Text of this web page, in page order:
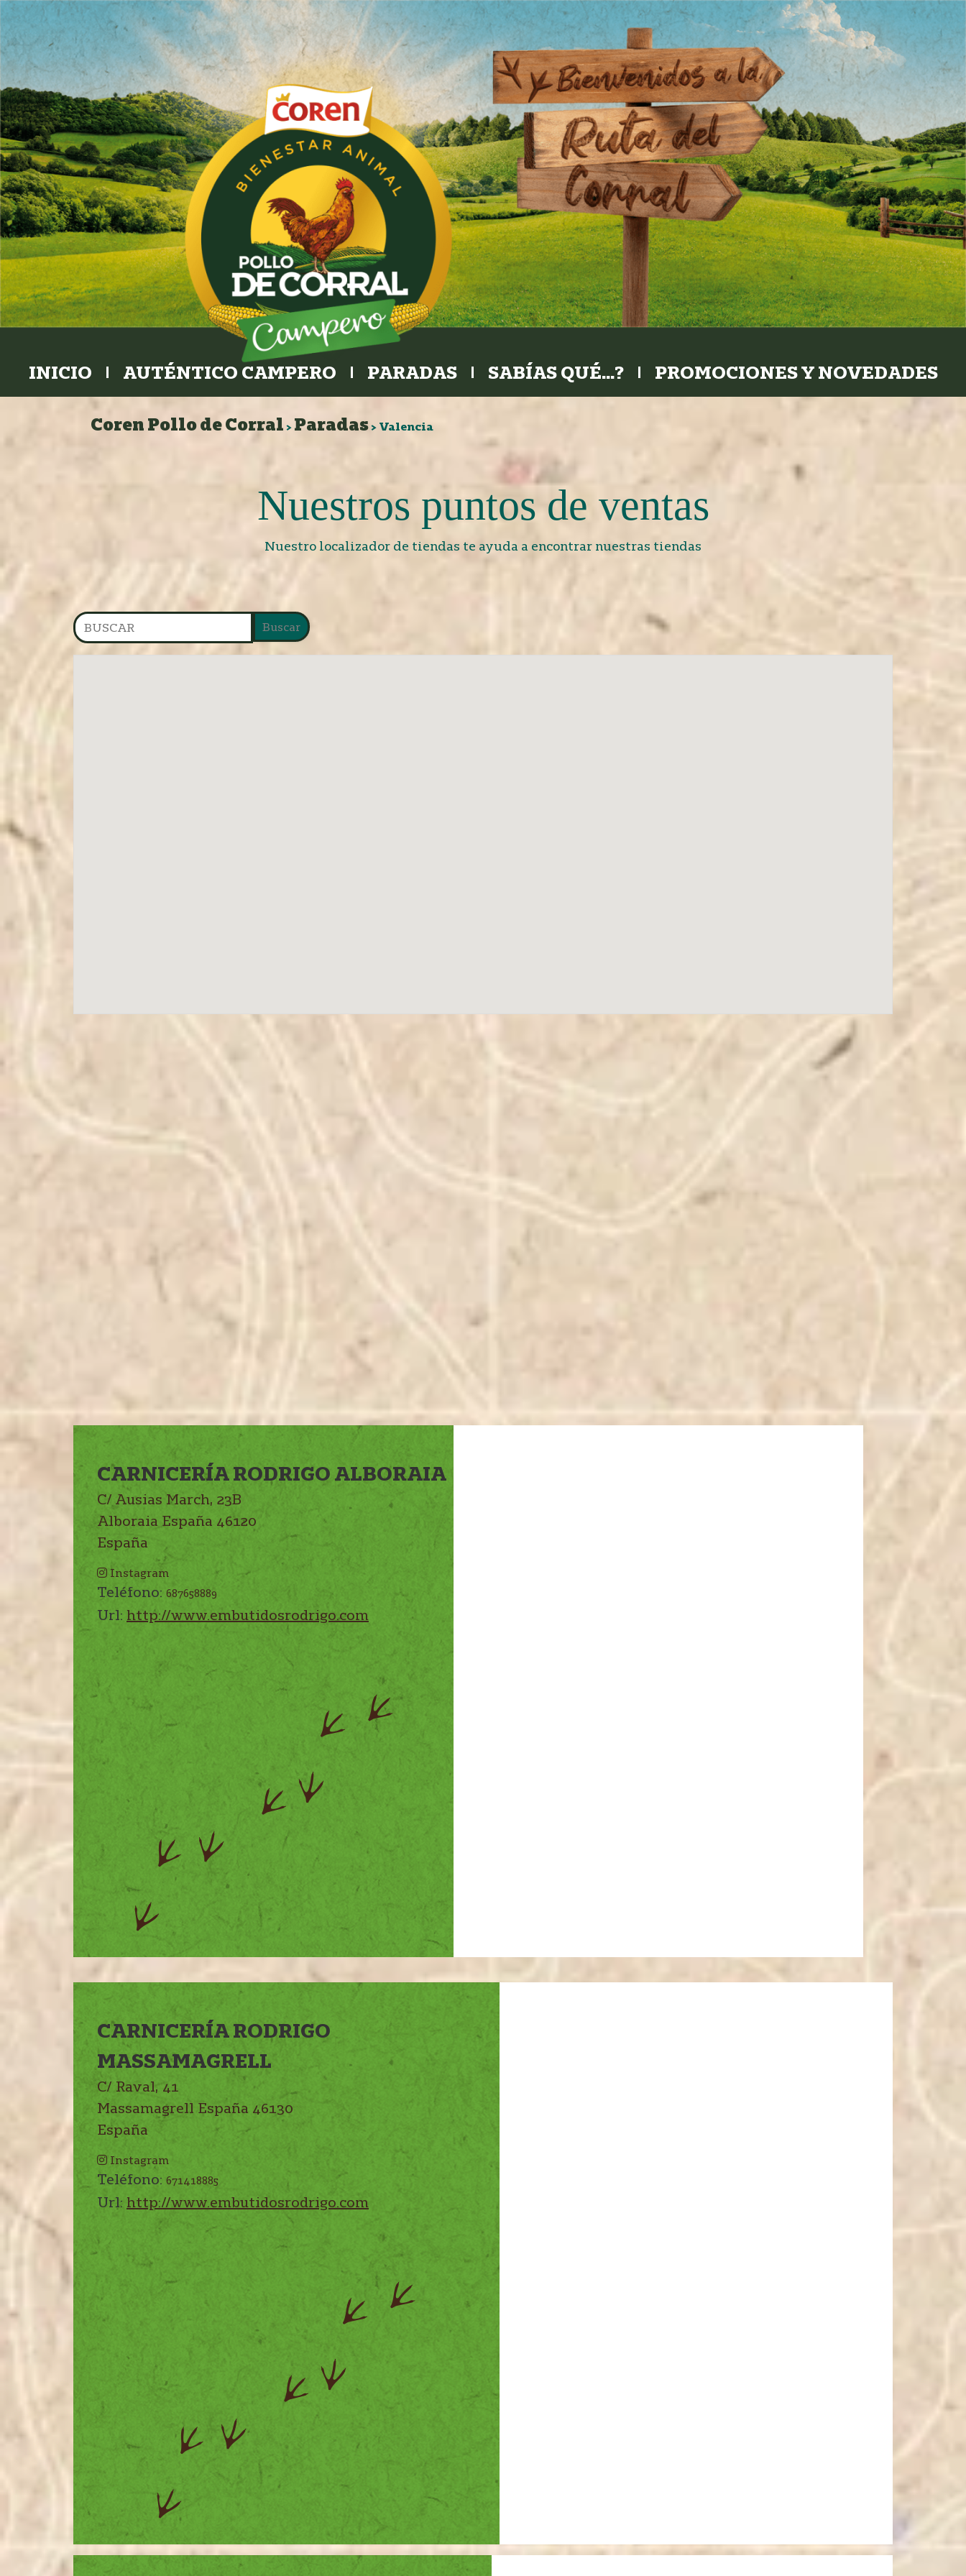
INICIO AUTÉNTICO CAMPERO PARADAS SABÍAS QUÉ…? PROMOCIONES Y NOVEDADES
Coren Pollo de Corral > Paradas> Valencia
Nuestros puntos de ventas
Nuestro localizador de tiendas te ayuda a encontrar nuestras tiendas
CARNICERÍA RODRIGO ALBORAIA
C/ Ausias March, 23B
Alboraia España 46120
España
Instagram
Teléfono: 687658889
Url: http://www.embutidosrodrigo.com
CARNICERÍA RODRIGO
MASSAMAGRELL
C/ Raval, 41
Massamagrell España 46130
España
Instagram
Teléfono: 671418885
Url: http://www.embutidosrodrigo.com